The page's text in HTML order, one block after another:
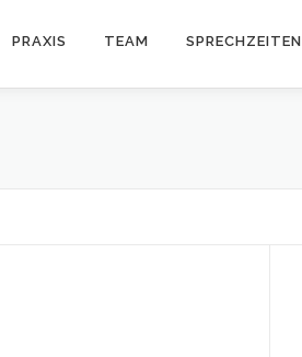
PRAXIS TEAM SPRECHZEITEN